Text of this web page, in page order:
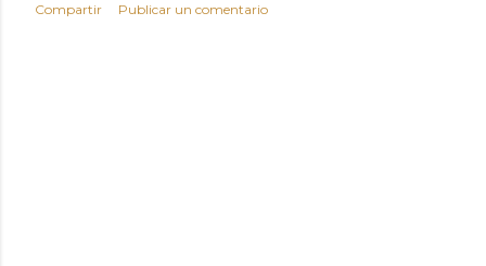
Compartir Publicar un comentario